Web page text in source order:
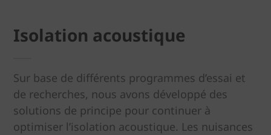
Isolation acoustique
Sur base de différents programmes d’essai et
de recherches, nous avons développé des
solutions de principe pour continuer à
optimiser l’isolation acoustique. Les nuisances